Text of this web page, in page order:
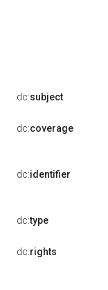
dc:subject
dc:coverage
dc:identifier
dc:type
dc:rights